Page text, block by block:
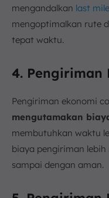
mengandalkan last
mengoptimalkan rute
tepat waktu.
4. Pengiriman
Pengiriman ekonomi
mengutamakan
membutuhkan waktu
biaya pengiriman
sampai dengan aman.